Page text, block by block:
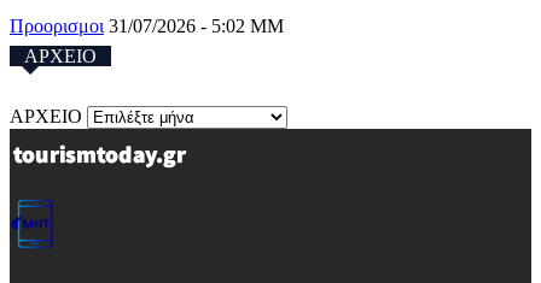
Προορισμοι 31/07/2026 - 5:02 ΜΜ
ΑΡΧΕΙΟ
ΑΡΧΕΙΟ